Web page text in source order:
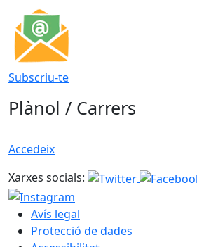
Subscriu-te
Plànol / Carrers
Accedeix
Xarxes socials:
Avís legal
Protecció de dades